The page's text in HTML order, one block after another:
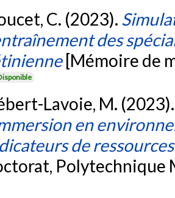
C. (2023).
des
[Mémoire de
Lavoie, M.
en
de
Polytechnique